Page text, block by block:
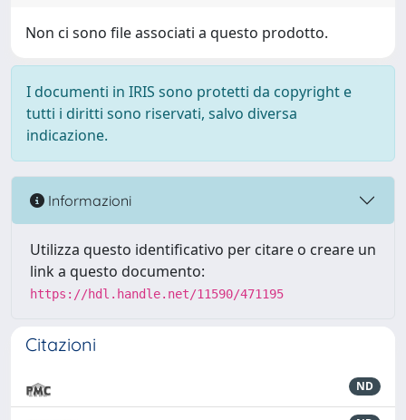
Non ci sono file associati a questo prodotto.
I documenti in IRIS sono protetti da copyright e
tutti i diritti sono riservati, salvo diversa
indicazione.
Informazioni
Utilizza questo identificativo per citare o creare un
link a questo documento:
https://hdl.handle.net/11590/471195
Citazioni
ND